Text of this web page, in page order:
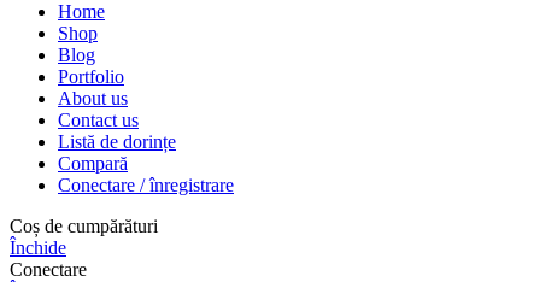
Home
Shop
Blog
Portfolio
About us
Contact us
Listă de dorințe
Compară
Conectare / înregistrare
Coș de cumpărături
Închide
Conectare